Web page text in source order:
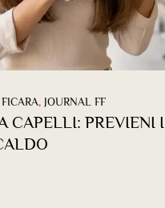
, JOURNAL FF
CAPELLI: PREVIENI I